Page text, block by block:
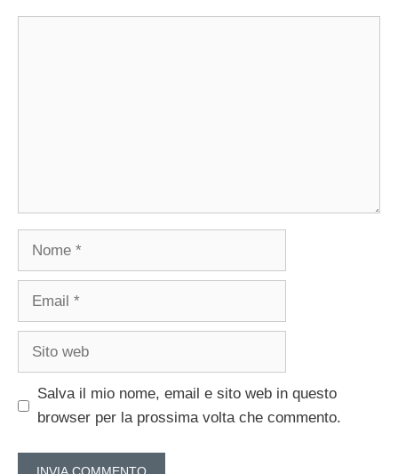
Nome
Email
Sito
Salva il mio nome, email e sito web in questo
browser per la prossima volta che commento.